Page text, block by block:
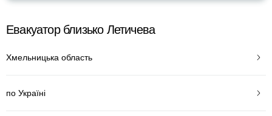
Евакуатор близько Летичева
Хмельницька область
по Україні